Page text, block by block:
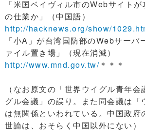
「米国ベイヴィル市のWebサイト
の仕業か」（中国語）
http://hacknews.org/show/
「小A」が台湾国防部のWebサーバ
ァイル置き場」（現在消滅）
http://www.mnd.gov.tw/ ＊＊＊
（なお原文の「世界ウイグル青年会
グル会議」の誤り。また同会議は「
は無関係といわれている。中国政府
世論は、おそらく中国以外にない）